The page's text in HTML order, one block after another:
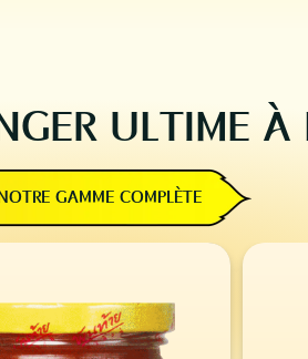
ULTIME
GAMME COMPLÈTE